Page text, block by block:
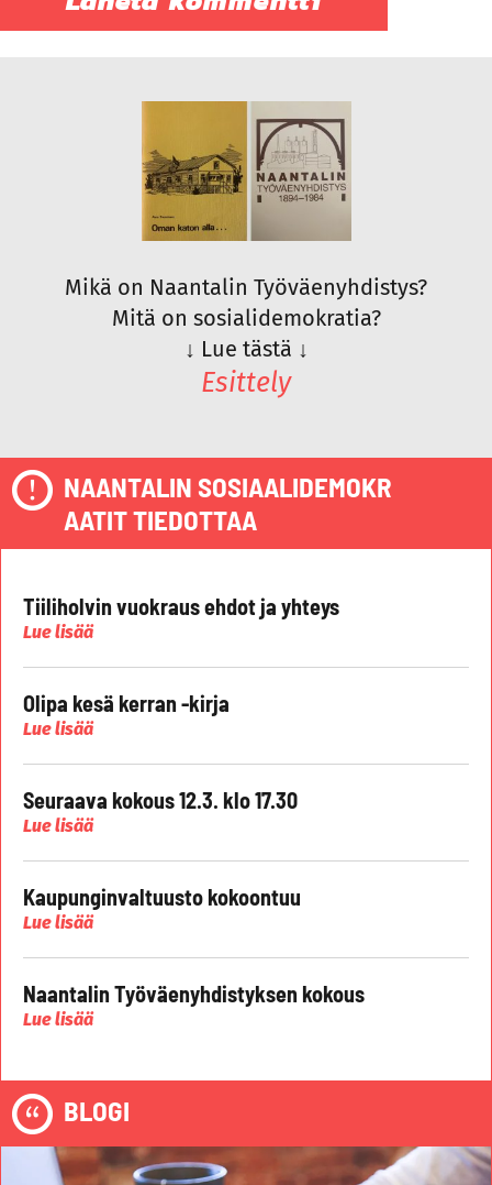
Mikä on Naantalin Työväenyhdistys?
Mitä on sosialidemokratia?
↓ Lue tästä ↓
Esittely
NAANTALIN SOSIAALIDEMOKR
AATIT TIEDOTTAA
Tiiliholvin vuokraus ehdot ja yhteys
Lue lisää
Olipa kesä kerran -kirja
Lue lisää
Seuraava kokous 12.3. klo 17.30
Lue lisää
Kaupunginvaltuusto kokoontuu
Lue lisää
Naantalin Työväenyhdistyksen kokous
Lue lisää
BLOGI